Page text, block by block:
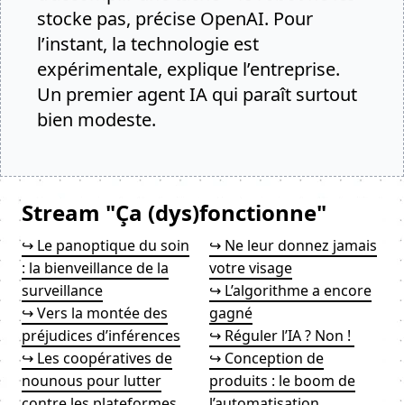
stocke pas, précise OpenAI. Pour
l’instant, la technologie est
expérimentale, explique l’entreprise.
Un premier agent IA qui paraît surtout
bien modeste.
Stream "Ça (dys)fonctionne"
↪ Le panoptique du soin
: la bienveillance de la
surveillance
↪ Vers la montée des
préjudices d’inférences
↪ Les coopératives de
nounous pour lutter
↪ Ne leur donnez jamais
votre visage
↪ L’algorithme a encore
gagné
↪ Réguler l’IA ? Non !
↪ Conception de
produits : le boom de